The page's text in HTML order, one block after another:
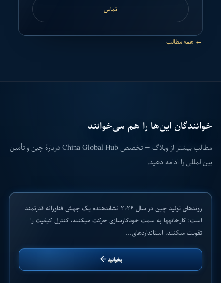
تماس
← همه مطالب
خوانندگان این‌ها را هم می‌خوانند
مطالب بیشتر از وبلاگ — تخصص China Global Hub دربارهٔ چین و تأمین
بین‌المللی را ادامه دهید.
تحلیل و بینش بازار
خارجی
روندهای تولید چین در سال ۲۰۲۶ نشاندهنده یک جهش فناورانه قدرتمند
است: کارخانهها به سمت خودکارسازی حرکت میکنند، کنترل کیفیت را
تقویت میکنند، استانداردهای...
بخوانید